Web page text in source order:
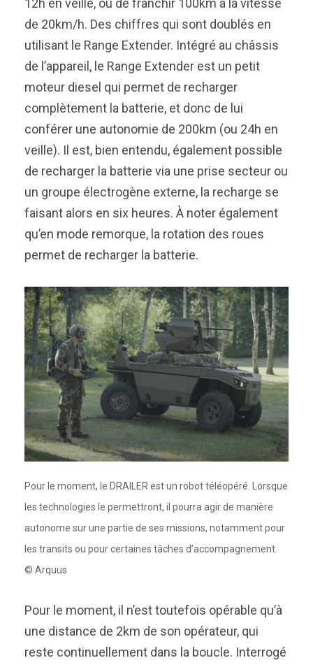
12h en veille, ou de franchir 100km à la vitesse
de 20km/h. Des chiffres qui sont doublés en
utilisant le Range Extender. Intégré au châssis
de l’appareil, le Range Extender est un petit
moteur diesel qui permet de recharger
complètement la batterie, et donc de lui
conférer une autonomie de 200km (ou 24h en
veille). Il est, bien entendu, également possible
de recharger la batterie via une prise secteur ou
un groupe électrogène externe, la recharge se
faisant alors en six heures. À noter également
qu’en mode remorque, la rotation des roues
permet de recharger la batterie.
Pour le moment, le DRAILER est un robot téléopéré. Lorsque
les technologies le permettront, il pourra agir de manière
autonome sur une partie de ses missions, notamment pour
les transits ou pour certaines tâches d’accompagnement.
© Arquus
Pour le moment, il n’est toutefois opérable qu’à
une distance de 2km de son opérateur, qui
reste continuellement dans la boucle. Interrogé